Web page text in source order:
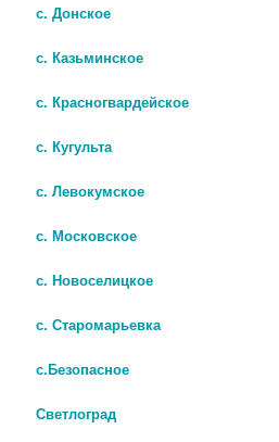
Все права защищены
с. Донское
с. Казьминское
с. Красногвардейское
с. Кугульта
с. Левокумское
с. Московское
с. Новоселицкое
с. Старомарьевка
с.Безопасное
Светлоград